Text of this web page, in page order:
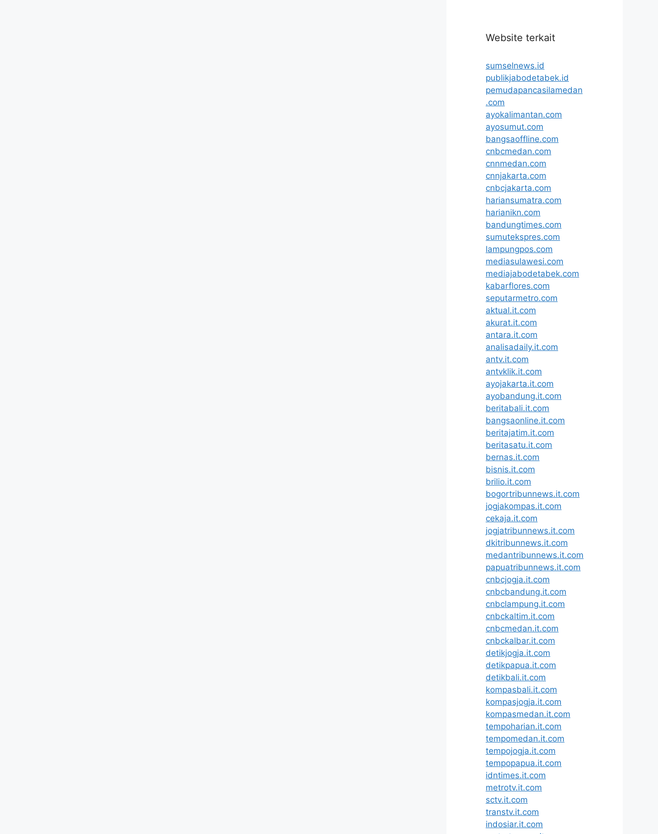
Website terkait
sumselnews.id
publikjabodetabek.id
pemudapancasilamedan
.com
ayokalimantan.com
ayosumut.com
bangsaoffline.com
cnbcmedan.com
cnnmedan.com
cnnjakarta.com
cnbcjakarta.com
hariansumatra.com
harianikn.com
bandungtimes.com
sumutekspres.com
lampungpos.com
mediasulawesi.com
mediajabodetabek.com
kabarflores.com
seputarmetro.com
aktual.it.com
akurat.it.com
antara.it.com
analisadaily.it.com
antv.it.com
antvklik.it.com
ayojakarta.it.com
ayobandung.it.com
beritabali.it.com
bangsaonline.it.com
beritajatim.it.com
beritasatu.it.com
bernas.it.com
bisnis.it.com
brilio.it.com
bogortribunnews.it.com
jogjakompas.it.com
cekaja.it.com
jogjatribunnews.it.com
dkitribunnews.it.com
medantribunnews.it.com
papuatribunnews.it.com
cnbcjogja.it.com
cnbcbandung.it.com
cnbclampung.it.com
cnbckaltim.it.com
cnbcmedan.it.com
cnbckalbar.it.com
detikjogja.it.com
detikpapua.it.com
detikbali.it.com
kompasbali.it.com
kompasjogja.it.com
kompasmedan.it.com
tempoharian.it.com
tempomedan.it.com
tempojogja.it.com
tempopapua.it.com
idntimes.it.com
metrotv.it.com
sctv.it.com
transtv.it.com
indosiar.it.com